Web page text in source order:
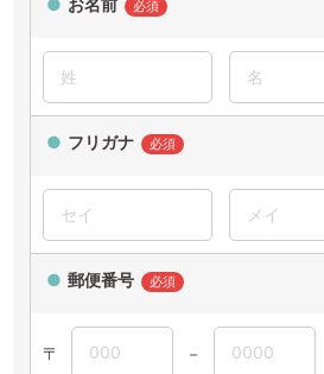
必須
フリガナ 必須
郵便番号 必須
〒 －